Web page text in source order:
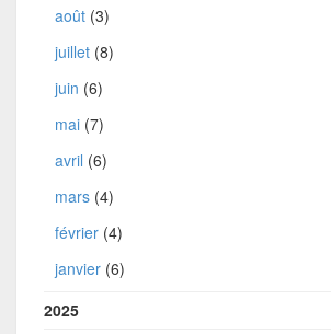
août (3)
juillet (8)
juin (6)
mai (7)
avril (6)
mars (4)
février (4)
janvier (6)
2025